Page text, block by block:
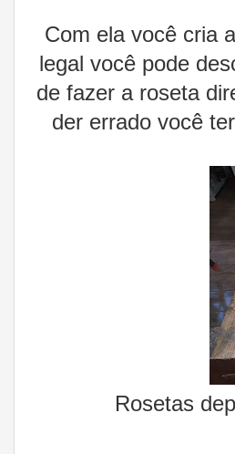
Com ela você cria
legal você pode
de fazer a roseta
der errado você
Rosetas